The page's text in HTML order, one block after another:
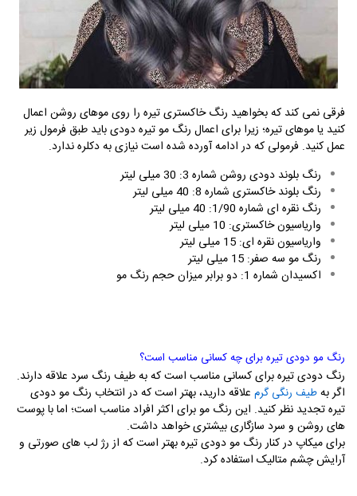
فرقی نمی کند که بخواهید رنگ خاکستری تیره را روی موهای روشن اعمال
کنید یا موهای تیره؛ زیرا برای اعمال رنگ مو تیره دودی باید طبق فرمول زیر
عمل کنید. فرمولی که در ادامه آورده شده است نیازی به دکلره ندارد.
رنگ بلوند دودی روشن شماره 3: 30 میلی لیتر
رنگ بلوند خاکستری شماره 8: 40 میلی لیتر
رنگ نقره ای شماره 1/90: 40 میلی لیتر
واریاسیون خاکستری: 10 میلی لیتر
واریاسیون نقره ای: 15 میلی لیتر
رنگ مو سه صفر: 15 میلی لیتر
اکسیدان شماره 1: دو برابر میزان حجم رنگ مو
رنگ مو دودی تیره برای چه کسانی مناسب است؟
رنگ دودی تیره برای کسانی مناسب است که به طیف رنگ سرد علاقه دارند.
اگر بهطیف رنگی گرم علاقه دارید، بهتر است که در انتخاب رنگ مو دودی
تیره تجدید نظر کنید. این رنگ مو برای اکثر افراد مناسب است؛ اما با پوست
های روشن و سرد سازگاری بیشتری خواهد داشت.
برای میکاپ در کنار رنگ مو دودی تیره بهتر است که از رژ لب های صورتی و
آرایش چشم متالیک استفاده کرد.